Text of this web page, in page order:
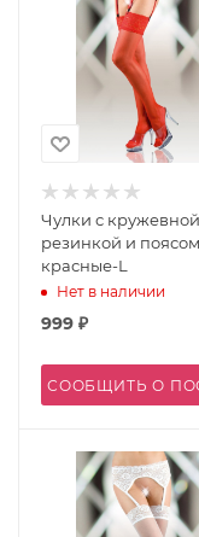
Чулки с кружевной
резинкой и поясом
красные-L
Нет в наличии
999 ₽
СООБЩИТЬ О